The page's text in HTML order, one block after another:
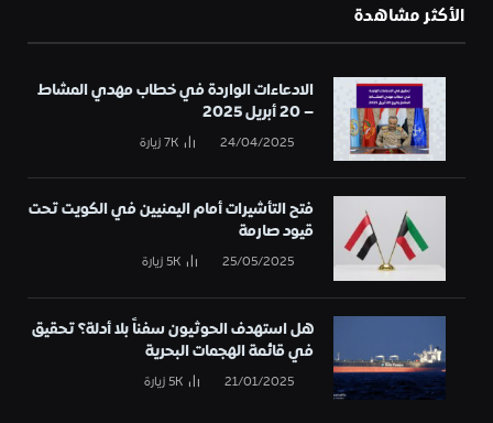
الأكثر مشاهدة
الادعاءات الواردة في خطاب مهدي المشاط
– 20 أبريل 2025
24/04/2025
7Kزيارة
فتح التأشيرات أمام اليمنيين في الكويت تحت
قيود صارمة
25/05/2025
5Kزيارة
هل استهدف الحوثيون سفناً بلا أدلة؟ تحقيق
في قائمة الهجمات البحرية
21/01/2025
5Kزيارة